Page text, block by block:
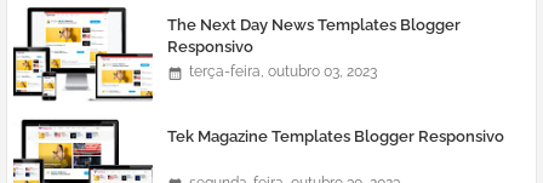
The Next Day News Templates Blogger
Responsivo
terça-feira, outubro 03, 2023
Tek Magazine Templates Blogger Responsivo